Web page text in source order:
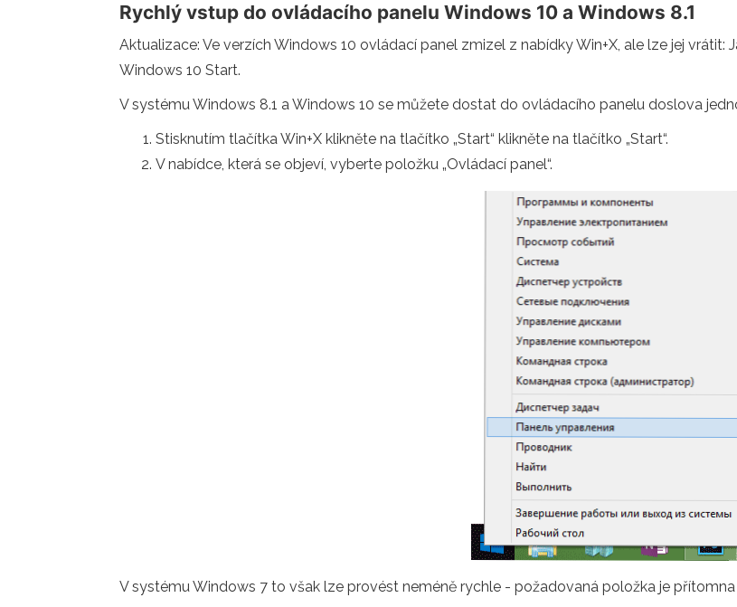
Rychlý vstup do ovládacího panelu Windows 10 a Windows 8.1
Aktualizace: Ve verzích Windows 10 ovládací panel zmizel z nabídky Win+X, ale lze jej
Windows 10 Start.
V systému Windows 8.1 a Windows 10 se můžete dostat do ovládacího panelu doslova
Stisknutím tlačítka Win+X klikněte na tlačítko „Start“ klikněte na tlačítko „Start“.
V nabídce, která se objeví, vyberte položku „Ovládací panel“.
V systému Windows 7 to však lze provést neméně rychle - požadovaná položka je přítomna